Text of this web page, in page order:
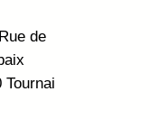
de
Tournai